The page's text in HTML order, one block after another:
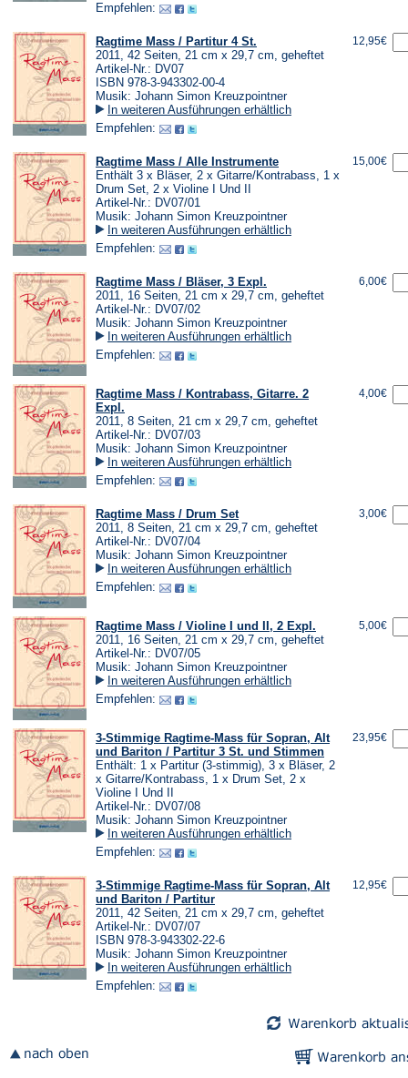
Empfehlen:
Ragtime Mass / Partitur 4 St.
2011, 42 Seiten, 21 cm x 29,7 cm, geheftet
Artikel-Nr.: DV07
ISBN 978-3-943302-00-4
Musik: Johann Simon Kreuzpointner
In weiteren Ausführungen erhältlich
Empfehlen:
12,95€
Ragtime Mass / Alle Instrumente
Enthält 3 x Bläser, 2 x Gitarre/Kontrabass, 1 x
Drum Set, 2 x Violine I Und II
Artikel-Nr.: DV07/01
Musik: Johann Simon Kreuzpointner
In weiteren Ausführungen erhältlich
Empfehlen:
15,00€
Ragtime Mass / Bläser, 3 Expl.
2011, 16 Seiten, 21 cm x 29,7 cm, geheftet
Artikel-Nr.: DV07/02
Musik: Johann Simon Kreuzpointner
In weiteren Ausführungen erhältlich
Empfehlen:
6,00€
Ragtime Mass / Kontrabass, Gitarre. 2
Expl.
2011, 8 Seiten, 21 cm x 29,7 cm, geheftet
Artikel-Nr.: DV07/03
Musik: Johann Simon Kreuzpointner
In weiteren Ausführungen erhältlich
Empfehlen:
4,00€
Ragtime Mass / Drum Set
2011, 8 Seiten, 21 cm x 29,7 cm, geheftet
Artikel-Nr.: DV07/04
Musik: Johann Simon Kreuzpointner
In weiteren Ausführungen erhältlich
Empfehlen:
3,00€
Ragtime Mass / Violine I und II, 2 Expl.
2011, 16 Seiten, 21 cm x 29,7 cm, geheftet
Artikel-Nr.: DV07/05
Musik: Johann Simon Kreuzpointner
In weiteren Ausführungen erhältlich
Empfehlen:
5,00€
3-Stimmige Ragtime-Mass für Sopran, Alt
und Bariton / Partitur 3 St. und Stimmen
Enthält: 1 x Partitur (3-stimmig), 3 x Bläser, 2
x Gitarre/Kontrabass, 1 x Drum Set, 2 x
Violine I Und II
Artikel-Nr.: DV07/08
Musik: Johann Simon Kreuzpointner
In weiteren Ausführungen erhältlich
Empfehlen:
23,95€
3-Stimmige Ragtime-Mass für Sopran, Alt
und Bariton / Partitur
2011, 42 Seiten, 21 cm x 29,7 cm, geheftet
Artikel-Nr.: DV07/07
ISBN 978-3-943302-22-6
Musik: Johann Simon Kreuzpointner
In weiteren Ausführungen erhältlich
Empfehlen:
12,95€